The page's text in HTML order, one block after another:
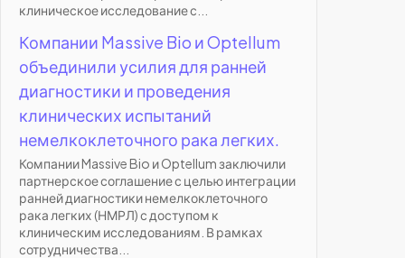
клиническое исследование с...
Компании Massive Bio и Optellum
объединили усилия для ранней
диагностики и проведения
клинических испытаний
немелкоклеточного рака легких.
Компании Massive Bio и Optellum заключили
партнерское соглашение с целью интеграции
ранней диагностики немелкоклеточного
рака легких (НМРЛ) с доступом к
клиническим исследованиям. В рамках
сотрудничества...